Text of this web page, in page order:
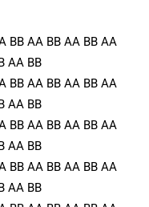
BB AA BB AA BB AA
AA BB
BB AA BB AA BB AA
AA BB
BB AA BB AA BB AA
AA BB
BB AA BB AA BB AA
AA BB